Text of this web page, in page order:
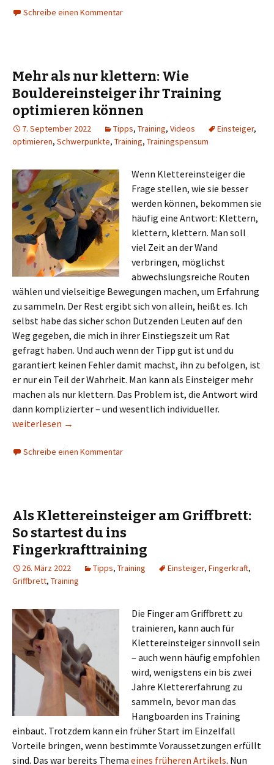
Schreibe einen Kommentar
Mehr als nur klettern: Wie
Bouldereinsteiger ihr Training
optimieren können
7. September 2022 Tipps, Training, Videos Einsteiger,
optimieren, Schwerpunkte, Training, Trainingspensum
Wenn Klettereinsteiger die
Frage stellen, wie sie besser
werden können, bekommen sie
häufig eine Antwort: Klettern,
klettern, klettern. Man soll
viel Zeit an der Wand
verbringen, möglichst
abwechslungsreiche Routen
wählen und vielseitige Bewegungen machen, um Erfahrung
zu sammeln. Der Rest ergibt sich von allein, heißt es. Ich
selbst habe das sicher schon Dutzenden Leuten auf den
Weg gegeben, die mich in ihrer Einstiegszeit um Rat
gefragt haben. Und auch wenn der Tipp gut ist und du
garantiert keinen Fehler damit machst, ihn zu befolgen, ist
er nur ein Teil der Wahrheit. Man kann als Einsteiger mehr
machen als nur klettern. Das Problem ist, die Antwort wird
dann komplizierter – und wesentlich individueller.
Mehr als nur klettern: Wie Bouldereinsteiger ihr Training
weiterlesen →
Schreibe einen Kommentar
Als Klettereinsteiger am Griffbrett:
So startest du ins
Fingerkrafttraining
26. März 2022 Tipps, Training Einsteiger, Fingerkraft,
Griffbrett, Training
Die Finger am Griffbrett zu
trainieren, kann auch für
Klettereinsteiger sinnvoll sein
– auch wenn häufig empfohlen
wird, wenigstens ein bis zwei
Jahre Klettererfahrung zu
sammeln, bevor man das
Hangboarden ins Training
einbaut. Trotzdem kann ein früher Start im Einzelfall
Vorteile bringen, wenn bestimmte Voraussetzungen erfüllt
sind. Das war bereits Thema eines früheren Artikels. Nun